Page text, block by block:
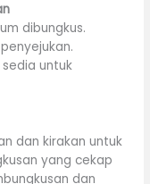
dibungkus.
untuk
dan kirakan untuk
yang cekap
dan